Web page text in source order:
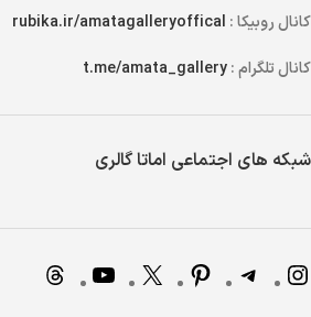
کانال روبیکا : rubika.ir/amatagalleryoffical
کانال تلگرام :t.me/amata_gallery
شبکه های اجتماعی اماتا گالری